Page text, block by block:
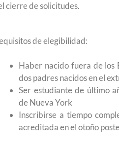
cierre de solicitudes.
de elegibilidad:
Haber nacido fuera de los
dos padres nacidos en el
Ser estudiante de último
de Nueva York
Inscribirse a tiempo
acreditada en el otoño